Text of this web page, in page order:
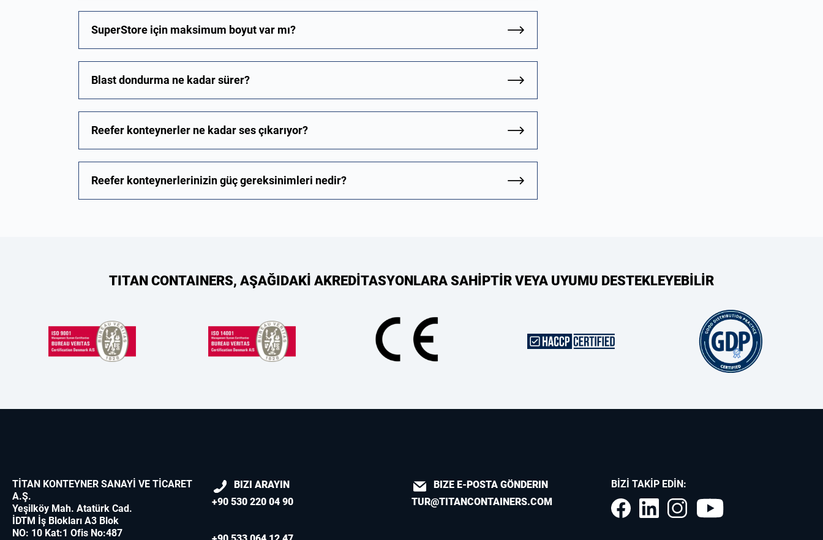
SuperStore için maksimum boyut var mı?
Blast dondurma ne kadar sürer?
Reefer konteynerler ne kadar ses çıkarıyor?
Reefer konteynerlerinizin güç gereksinimleri nedir?
TITAN CONTAINERS, AŞAĞIDAKİ AKREDİTASYONLARA SAHİPTİR VEYA UYUMU DESTEKLEYEBİLİR
TİTAN KONTEYNER SANAYİ VE TİCARET
A.Ş.
Yeşilköy Mah. Atatürk Cad.
İDTM İş Blokları A3 Blok
NO: 10 Kat:1 Ofis No:487
BIZI ARAYIN
+90 530 220 04 90
BIZE E-POSTA GÖNDERIN
TUR@TITANCONTAINERS.COM
BIZI TAKIP EDIN: